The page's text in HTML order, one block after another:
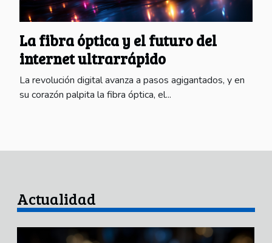
La fibra óptica y el futuro del
internet ultrarrápido
La revolución digital avanza a pasos agigantados, y en
su corazón palpita la fibra óptica, el...
Actualidad